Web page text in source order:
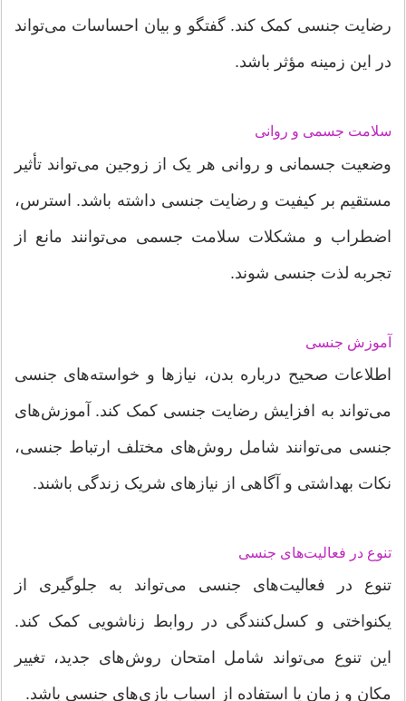
رضایت جنسی کمک کند. گفتگو و بیان احساسات می‌تواند
در این زمینه مؤثر باشد.
سلامت جسمی و روانی
وضعیت جسمانی و روانی هر یک از زوجین می‌تواند تأثیر
مستقیم بر کیفیت و رضایت جنسی داشته باشد. استرس،
اضطراب و مشکلات سلامت جسمی می‌توانند مانع از
تجربه لذت جنسی شوند.
آموزش جنسی
اطلاعات صحیح درباره بدن، نیازها و خواسته‌های جنسی
می‌تواند به افزایش رضایت جنسی کمک کند. آموزش‌های
جنسی می‌توانند شامل روش‌های مختلف ارتباط جنسی،
نکات بهداشتی و آگاهی از نیازهای شریک زندگی باشند.
تنوع در فعالیت‌های جنسی
تنوع در فعالیت‌های جنسی می‌تواند به جلوگیری از
یکنواختی و کسل‌کنندگی در روابط زناشویی کمک کند.
این تنوع می‌تواند شامل امتحان روش‌های جدید، تغییر
مکان و زمان یا استفاده از اسباب بازی‌های جنسی باشد.